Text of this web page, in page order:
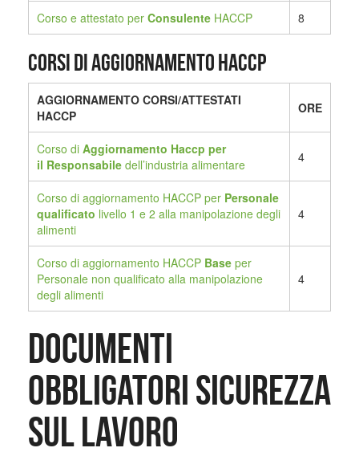
Corso e attestato per Consulente HACCP 8
Corsi di aggiornamento HACCP
AGGIORNAMENTO CORSI/ATTESTATI
HACCP
ORE
Corso di Aggiornamento Haccp per
il Responsabile dell’industria alimentare 4
Corso di aggiornamento HACCP per Personale
qualificato livello 1 e 2 alla manipolazione degli
alimenti
4
Corso di aggiornamento HACCP Base per
Personale non qualificato alla manipolazione
degli alimenti
4
Documenti
obbligatori Sicurezza
sul Lavoro